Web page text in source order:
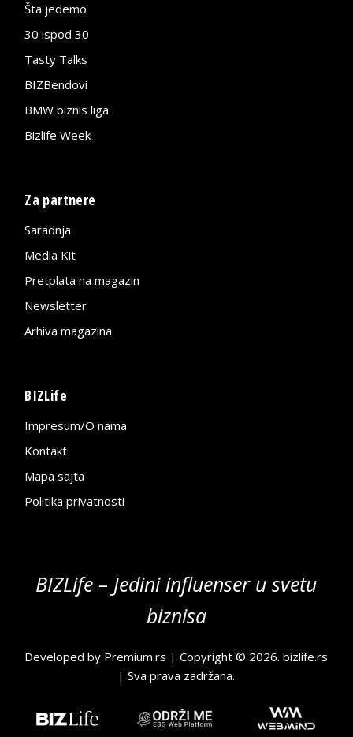
Šta jedemo
30 ispod 30
Tasty Talks
BIZBendovi
BMW biznis liga
Bizlife Week
Za partnere
Saradnja
Media Kit
Pretplata na magazin
Newsletter
Arhiva magazina
BIZLife
Impresum/O nama
Kontakt
Mapa sajta
Politika privatnosti
BIZLife – Jedini influenser u svetu
biznisa
Developed by Premium.rs | Copyright © 2026.bizlife.rs
| Sva prava zadržana.